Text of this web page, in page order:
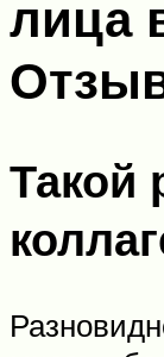
лица
Такой